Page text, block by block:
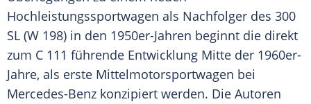
Hochleistungssportwagen als Nachfolger des 300
SL (W 198) in den 1950er-Jahren beginnt die direkt
zum C 111 führende Entwicklung Mitte der 1960er-
Jahre, als erste Mittelmotorsportwagen bei
Mercedes-Benz konzipiert werden. Die Autoren